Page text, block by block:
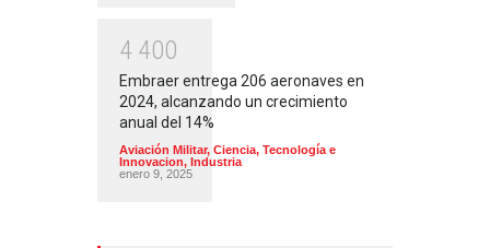
4 400
Embraer entrega 206 aeronaves en
2024, alcanzando un crecimiento
anual del 14%
Aviación Militar, Ciencia, Tecnología e
Innovacion, Industria
enero 9, 2025